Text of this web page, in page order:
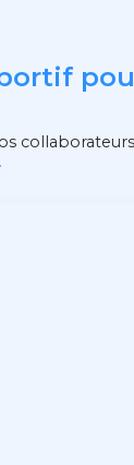
collaborateurs